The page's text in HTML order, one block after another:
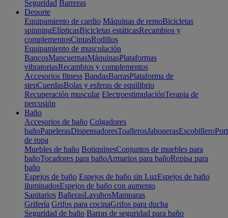
Seguridad Barreras
Deporte
Equipamiento de cardio Máquinas de remoBicicletas
spinningElípticasBicicletas estáticasRecambios y
complementosCintasRodillos
Equipamiento de musculación
BancosMancuernasMáquinasPlataformas
vibratoriasRecambios y complementos
Accesorios fitness BandasBarrasPlataforma de
stepCuerdasBolas y esferas de equilibrio
Recuperación muscular ElectroestimulaciónTerapia de
percusión
Baño
Accesorios de baño Colgadores
bañoPapelerasDispensadoresToallerosJabonerasEscobillero
de ropa
Muebles de baño BotiquinesConjuntos de muebles para
bañoTocadores para bañoArmarios para bañoRepisa para
baño
Espejos de baño Espejos de baño sin LuzEspejos de baño
iluminadosEspejos de baño con aumento
Sanitarios BañerasLavabosMamparas
Grifería Grifos para cocinaGrifos para ducha
Seguridad de baño Barras de seguridad para baño